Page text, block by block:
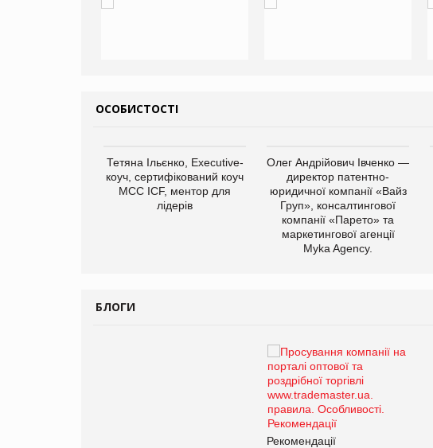
ОСОБИСТОСТІ
Тетяна Ільєнко, Executive-
коуч, сертифікований коуч
МСС ICF, ментор для
лідерів
Олег Андрійович Івченко —
директор патентно-
юридичної компанії «Вайз
Груп», консалтингової
компанії «Парето» та
маркетингової агенції
Myka Agency.
БЛОГИ
Рекомендації